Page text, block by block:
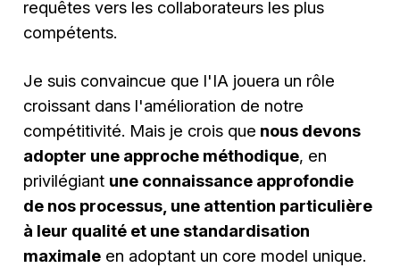
requêtes vers les collaborateurs les plus
compétents.
Je suis convaincue que l'IA jouera un rôle
croissant dans l'amélioration de notre
compétitivité. Mais je crois que nous devons
adopter une approche méthodique, en
privilégiant une connaissance approfondie
de nos processus, une attention particulière
à leur qualité et une standardisation
maximale en adoptant un core model unique.